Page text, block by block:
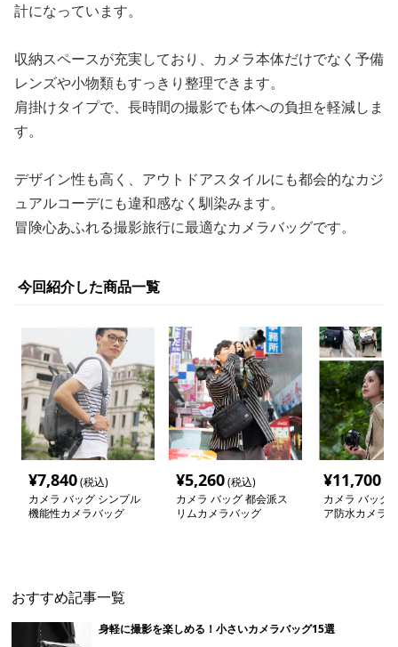
計になっています。
収納スペースが充実しており、カメラ本体だけでなく予備
レンズや小物類もすっきり整理できます。
肩掛けタイプで、長時間の撮影でも体への負担を軽減しま
す。
デザイン性も高く、アウトドアスタイルにも都会的なカジ
ュアルコーデにも違和感なく馴染みます。
冒険心あふれる撮影旅行に最適なカメラバッグです。
今回紹介した商品一覧
¥7,840(税込)
カメラ バッグ シンプル
機能性カメラバッグ
¥5,260(税込)
カメラ バッグ 都会派ス
リムカメラバッグ
¥11,700
カメラ バッグ
ア防水カメラ
おすすめ記事一覧
身軽に撮影を楽しめる！小さいカメラバッグ15選